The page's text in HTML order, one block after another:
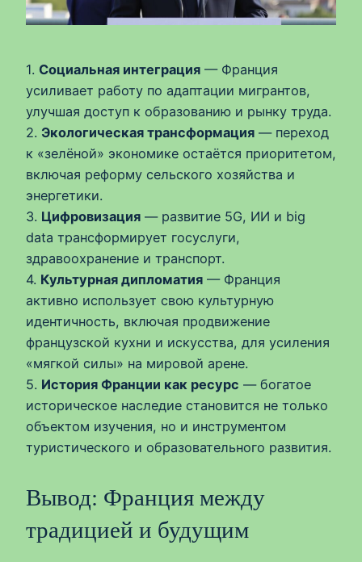
1. Социальная интеграция — Франция
усиливает работу по адаптации мигрантов,
улучшая доступ к образованию и рынку труда.
2. Экологическая трансформация — переход
к «зелёной» экономике остаётся приоритетом,
включая реформу сельского хозяйства и
энергетики.
3. Цифровизация — развитие 5G, ИИ и big
data трансформирует госуслуги,
здравоохранение и транспорт.
4. Культурная дипломатия — Франция
активно использует свою культурную
идентичность, включая продвижение
французской кухни и искусства, для усиления
«мягкой силы» на мировой арене.
5. История Франции как ресурс — богатое
историческое наследие становится не только
объектом изучения, но и инструментом
туристического и образовательного развития.
Вывод: Франция между
традицией и будущим